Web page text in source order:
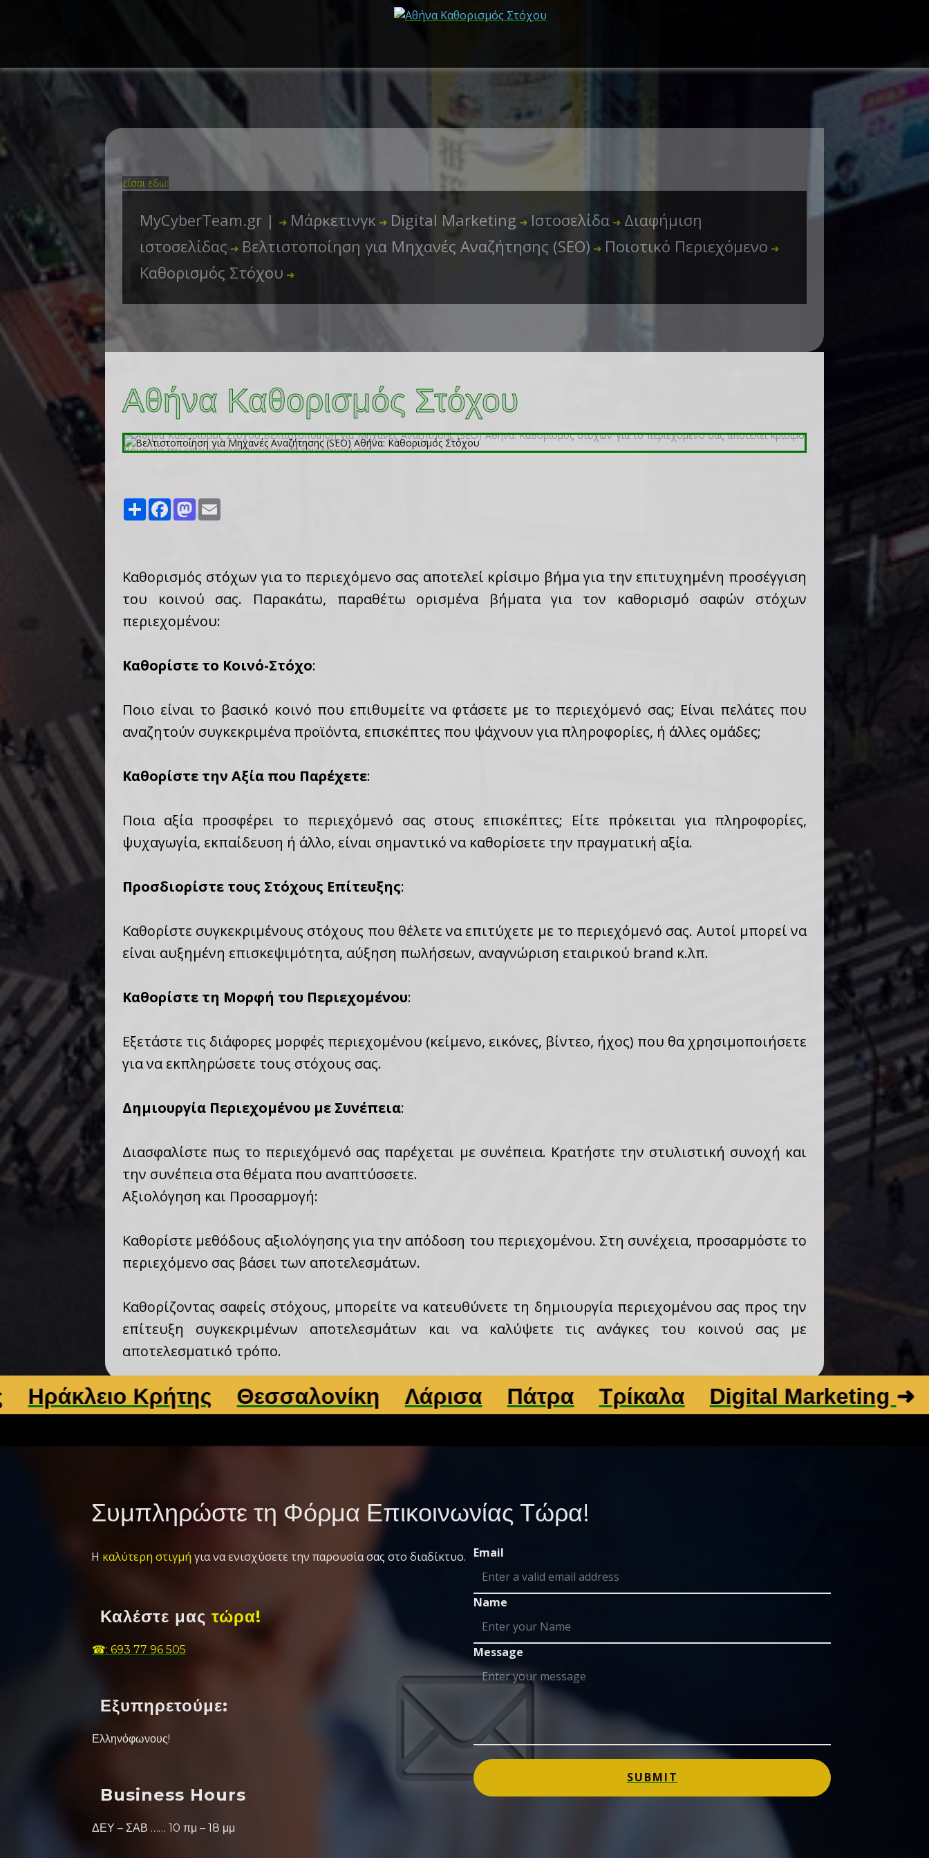
Είσαι εδω:
MyCyberTeam.gr | ➜ Μάρκετινγκ ➜ Digital Marketing ➜ Ιστοσελίδα ➜ Διαφήμιση
ιστοσελίδας ➜ Βελτιστοποίηση για Μηχανές Αναζήτησης (SEO) ➜ Ποιοτικό Περιεχόμενο ➜
Καθορισμός Στόχου ➜
Αθήνα Καθορισμός Στόχου
Share FacebookMastodon
Καθορισμός στόχων για το περιεχόμενο σας αποτελεί κρίσιμο βήμα για την επιτυχημένη προσέγγιση
του κοινού σας. Παρακάτω, παραθέτω ορισμένα βήματα για τον καθορισμό σαφών στόχων
περιεχομένου:
Καθορίστε το Κοινό-Στόχο:
Ποιο είναι το βασικό κοινό που επιθυμείτε να φτάσετε με το περιεχόμενό σας; Είναι πελάτες που
αναζητούν συγκεκριμένα προϊόντα, επισκέπτες που ψάχνουν για πληροφορίες, ή άλλες ομάδες;
Καθορίστε την Αξία που Παρέχετε:
Ποια αξία προσφέρει το περιεχόμενό σας στους επισκέπτες; Είτε πρόκειται για πληροφορίες,
ψυχαγωγία, εκπαίδευση ή άλλο, είναι σημαντικό να καθορίσετε την πραγματική αξία.
Προσδιορίστε τους Στόχους Επίτευξης:
Καθορίστε συγκεκριμένους στόχους που θέλετε να επιτύχετε με το περιεχόμενό σας. Αυτοί μπορεί να
είναι αυξημένη επισκεψιμότητα, αύξηση πωλήσεων, αναγνώριση εταιρικού brand κ.λπ.
Καθορίστε τη Μορφή του Περιεχομένου:
Εξετάστε τις διάφορες μορφές περιεχομένου (κείμενο, εικόνες, βίντεο, ήχος) που θα χρησιμοποιήσετε
για να εκπληρώσετε τους στόχους σας.
Δημιουργία Περιεχομένου με Συνέπεια:
Διασφαλίστε πως το περιεχόμενό σας παρέχεται με συνέπεια. Κρατήστε την στυλιστική συνοχή και
την συνέπεια στα θέματα που αναπτύσσετε.
Αξιολόγηση και Προσαρμογή:
Καθορίστε μεθόδους αξιολόγησης για την απόδοση του περιεχομένου. Στη συνέχεια, προσαρμόστε το
περιεχόμενο σας βάσει των αποτελεσμάτων.
Καθορίζοντας σαφείς στόχους, μπορείτε να κατευθύνετε τη δημιουργία περιεχομένου σας προς την
επίτευξη συγκεκριμένων αποτελεσμάτων και να καλύψετε τις ανάγκες του κοινού σας με
αποτελεσματικό τρόπο.
Κρήτης Θεσσαλονίκη Λάρισα Πάτρα Τρίκαλα Digital Marketing➜
Συμπληρώστε τη Φόρμα Επικοινωνίας Τώρα!
Η καλύτερη στιγμή για να ενισχύσετε την παρουσία σας στο διαδίκτυο.
Καλέστε μας τώρα!
☎: 693 77 96 505
Εξυπηρετούμε:
Ελληνόφωνους!
Business Hours
ΔΕΥ – ΣΑΒ …… 10 πμ – 18 μμ
Email
Name
Message
SUBMIT